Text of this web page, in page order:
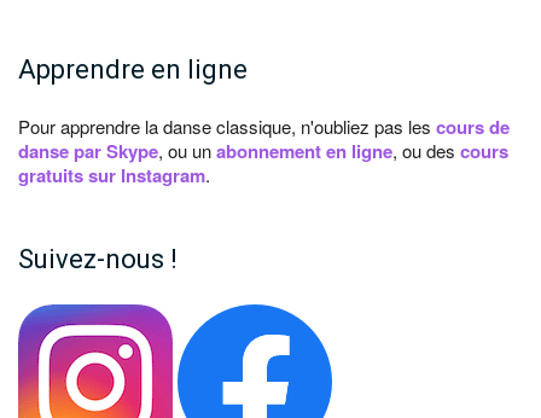
Apprendre en ligne
Pour apprendre la danse classique, n'oubliez pas les cours de
danse par Skype, ou unabonnement en ligne, ou des cours
gratuits sur Instagram.
Suivez-nous !